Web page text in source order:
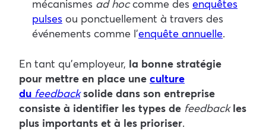
mécanismes ad hoccomme des enquêtes
pulses ou ponctuellement à travers des
événements comme l’enquête annuelle.
En tant qu’employeur, la bonne stratégie
pour mettre en place une culture
du feedbacksolide dans son entreprise
consiste à identifier les types de feedbackles
plus importants et à les prioriser.